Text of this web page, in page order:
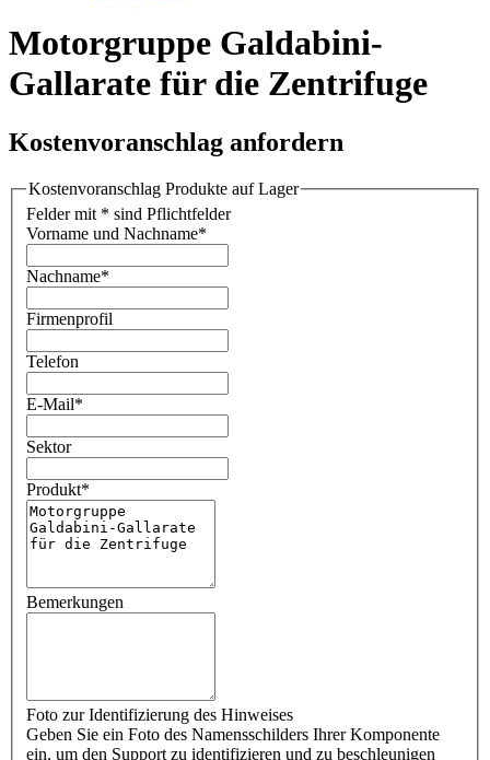
Motorgruppe Galdabini-
Gallarate für die Zentrifuge
Kostenvoranschlag anfordern
Kostenvoranschlag Produkte auf Lager
Felder mit * sind Pflichtfelder
Vorname und Nachname*
Nachname*
Firmenprofil
Telefon
E-Mail*
Sektor
Produkt*
Bemerkungen
Foto zur Identifizierung des Hinweises
Geben Sie ein Foto des Namensschilders Ihrer Komponente
ein, um den Support zu identifizieren und zu beschleunigen